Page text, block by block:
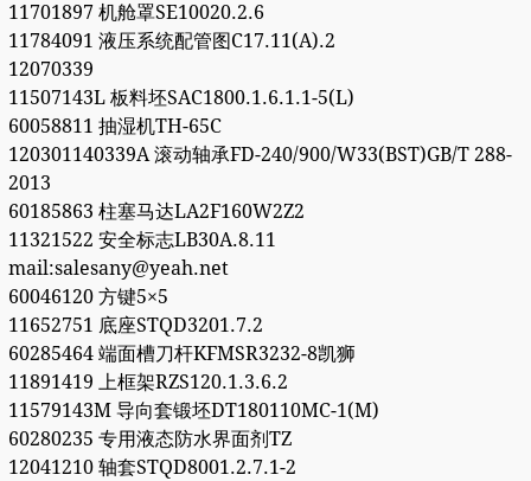
11701897 机舱罩SE10020.2.6
11784091 液压系统配管图C17.11(A).2
12070339
11507143L 板料坯SAC1800.1.6.1.1-5(L)
60058811 抽湿机TH-65C
120301140339A 滚动轴承FD-240/900/W33(BST)GB/T 288-
2013
60185863 柱塞马达LA2F160W2Z2
11321522 安全标志LB30A.8.11
mail:salesany@yeah.net
60046120 方键5×5
11652751 底座STQD3201.7.2
60285464 端面槽刀杆KFMSR3232-8凯狮
11891419 上框架RZS120.1.3.6.2
11579143M 导向套锻坯DT180110MC-1(M)
60280235 专用液态防水界面剂TZ
12041210 轴套STQD8001.2.7.1-2